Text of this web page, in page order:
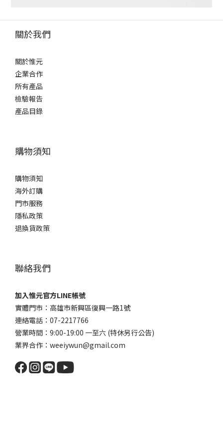
關於我們
關於惟元
企業合作
所有產品
檢驗報告
產品目錄
購物須知
購物須知
海外訂購
門市服務
隱私政策
退換貨政策
聯絡我們
加入惟元官方LINE帳號
實體門市：高雄市新興區復興一路1號
連絡電話：07-2217766
營業時間：9:00-19:00 一至六 (特休另行公告)
業界合作：weeiywun@gmail.com